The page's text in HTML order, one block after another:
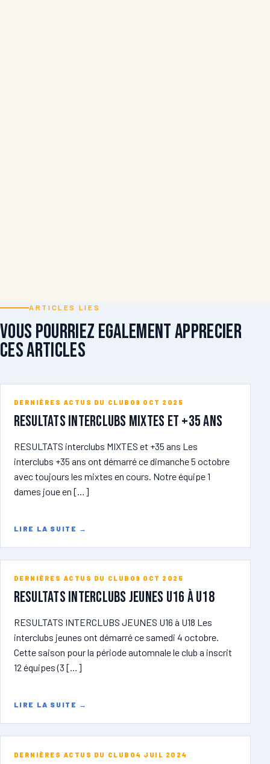
ARTICLES LIES
Vous pourriez egalement apprecier
ces articles
DERNIÈRES ACTUS DU CLUB 09 OCT 2025
RESULTATS Interclubs MIXTES et +35 ans
RESULTATS interclubs MIXTES et +35 ans Les
interclubs +35 ans ont démarré ce dimanche 5 octobre
avec toujours les mixtes en cours. Notre équipe 1
dames joue en […]
LIRE LA SUITE →
DERNIÈRES ACTUS DU CLUB 09 OCT 2025
RESULTATS INTERCLUBS JEUNES U16 à U18
RESULTATS INTERCLUBS JEUNES U16 à U18 Les
interclubs jeunes ont démarré ce samedi 4 octobre.
Cette saison pour la période automnale le club a inscrit
12 équipes (3 […]
LIRE LA SUITE →
DERNIÈRES ACTUS DU CLUB 04 JUIL 2024